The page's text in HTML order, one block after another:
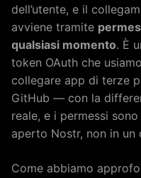
dell’utente, e il
avviene tramite
qualsiasi momento. È
token OAuth che
collegare app di terze
GitHub — con la
reale, e i permessi
aperto Nostr, non in un
Come abbiamo